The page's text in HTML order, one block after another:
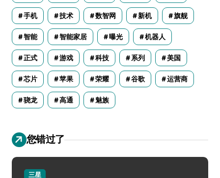
手机 技术 数智网 新机 旗舰
智能 智能家居 曝光 机器人
正式 游戏 科技 系列 美国
芯片 苹果 荣耀 谷歌 运营商
骁龙 高通 魅族
您错过了
三星